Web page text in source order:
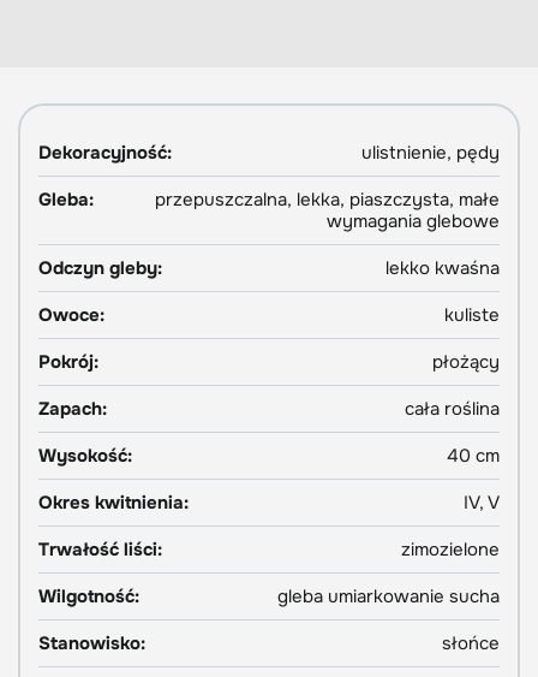
Dekoracyjność:
ulistnienie, pędy
Gleba:
przepuszczalna, lekka, piaszczysta, małe
wymagania glebowe
Odczyn gleby:
lekko kwaśna
Owoce:
kuliste
Pokrój:
płożący
Zapach:
cała roślina
Wysokość:
40 cm
Okres kwitnienia:
IV, V
Trwałość liści:
zimozielone
Wilgotność:
gleba umiarkowanie sucha
Stanowisko:
słońce